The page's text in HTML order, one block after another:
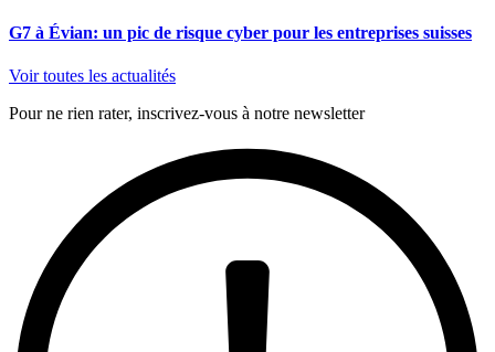
G7 à Évian: un pic de risque cyber pour les entreprises suisses
Voir toutes les actualités
Pour ne rien rater, inscrivez-vous à notre newsletter